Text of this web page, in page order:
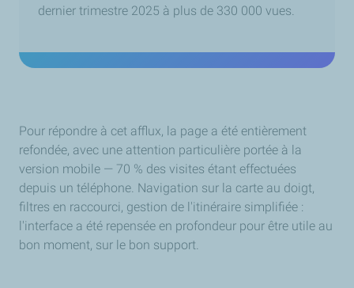
dernier trimestre 2025 à plus de 330 000 vues.
Pour répondre à cet afflux, la page a été entièrement
refondée, avec une attention particulière portée à la
version mobile — 70 % des visites étant effectuées
depuis un téléphone. Navigation sur la carte au doigt,
filtres en raccourci, gestion de l'itinéraire simplifiée :
l'interface a été repensée en profondeur pour être utile au
bon moment, sur le bon support.